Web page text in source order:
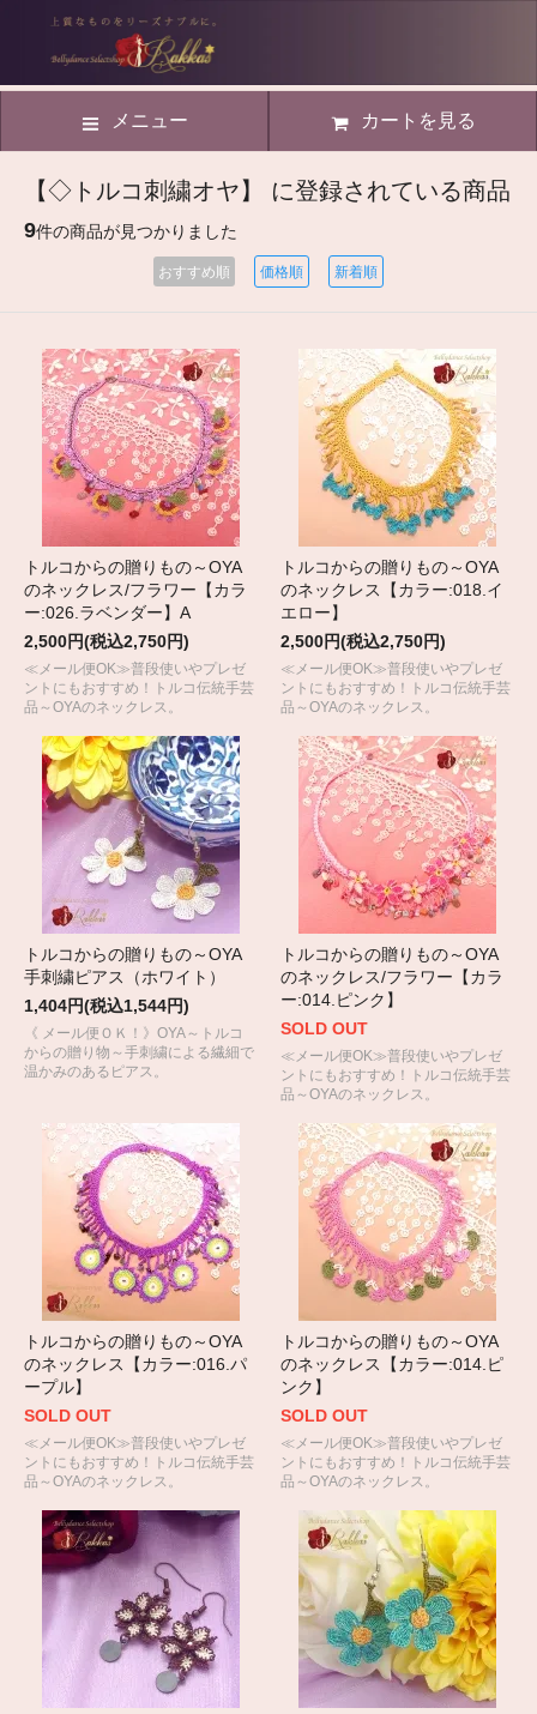
メニュー カートを見る
【◇トルコ刺繍オヤ】 に登録されている商品
9件の商品が見つかりました
おすすめ順 価格順 新着順
トルコからの贈りもの～OYA
のネックレス/フラワー【カラ
ー:026.ラベンダー】A
2,500円(税込2,750円)
≪メール便OK≫普段使いやプレゼ
ントにもおすすめ！トルコ伝統手芸
品～OYAのネックレス。
トルコからの贈りもの～OYA
のネックレス【カラー:018.イ
エロー】
2,500円(税込2,750円)
≪メール便OK≫普段使いやプレゼ
ントにもおすすめ！トルコ伝統手芸
品～OYAのネックレス。
トルコからの贈りもの～OYA
手刺繍ピアス（ホワイト）
1,404円(税込1,544円)
《 メール便ＯＫ！》OYA～トルコ
からの贈り物～手刺繍による繊細で
温かみのあるピアス。
トルコからの贈りもの～OYA
のネックレス/フラワー【カラ
ー:014.ピンク】
SOLD OUT
≪メール便OK≫普段使いやプレゼ
ントにもおすすめ！トルコ伝統手芸
品～OYAのネックレス。
トルコからの贈りもの～OYA
のネックレス【カラー:016.パ
ープル】
SOLD OUT
≪メール便OK≫普段使いやプレゼ
ントにもおすすめ！トルコ伝統手芸
品～OYAのネックレス。
トルコからの贈りもの～OYA
のネックレス【カラー:014.ピ
ンク】
SOLD OUT
≪メール便OK≫普段使いやプレゼ
ントにもおすすめ！トルコ伝統手芸
品～OYAのネックレス。